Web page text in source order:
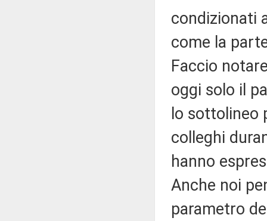
condizionati
come la
Faccio
oggi solo il
lo sottolineo
colleghi
hanno
Anche noi
parametro